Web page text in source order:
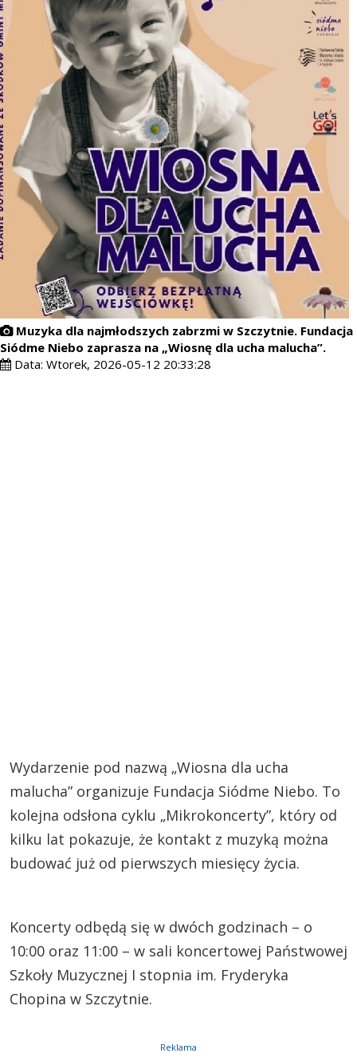
Muzyka dla najmłodszych zabrzmi w Szczytnie. Fundacja
Siódme Niebo zaprasza na „Wiosnę dla ucha malucha”.
Data: Wtorek, 2026-05-12 20:33:28
Wydarzenie pod nazwą „Wiosna dla ucha
malucha” organizuje Fundacja Siódme Niebo. To
kolejna odsłona cyklu „Mikrokoncerty”, który od
kilku lat pokazuje, że kontakt z muzyką można
budować już od pierwszych miesięcy życia.
Koncerty odbędą się w dwóch godzinach – o
10:00 oraz 11:00 – w sali koncertowej Państwowej
Szkoły Muzycznej I stopnia im. Fryderyka
Chopina w Szczytnie.
Reklama